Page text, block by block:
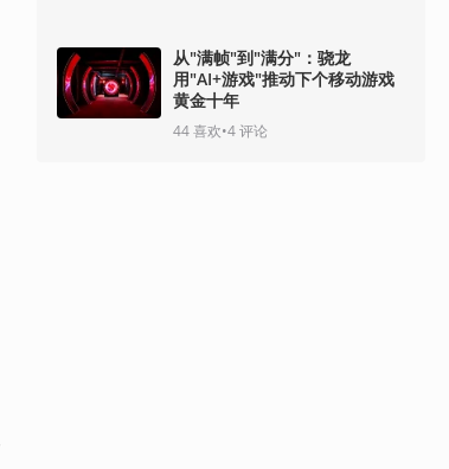
从"满帧"到"满分"：骁龙
用"AI+游戏"推动下个移动游戏
黄金十年
44喜欢•4评论